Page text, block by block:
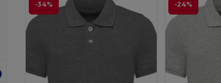
-34% -24%